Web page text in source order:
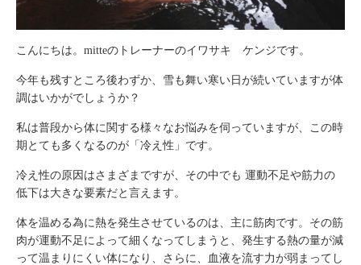
こんにちは。mitteのトレーナーのイワサキ ケンジです。
今年も残すところ後わずか、雪も舞い寒い日が続いていますが体
調はいかがでしょうか？
私は普段から体に関する様々なお悩みを伺っていますが、この時
期とても多くなるのが「冷え性」です。
冷え性の原因はさまざまですが、その中でも 運動不足や筋力の
低下は大きな要素だと言えます。
体を温める為に熱を発生させているのは、主に筋肉です。その筋
肉が運動不足によって細くなってしまうと、発生する熱の量が減
って温まりにくい体になり、さらに、血液を流す力が弱まってし